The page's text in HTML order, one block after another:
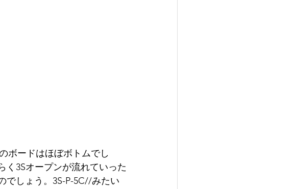
ボードはほぼボトムでし
く3Sオープンが流れていった
でしょう。3S-P-5C//みたい